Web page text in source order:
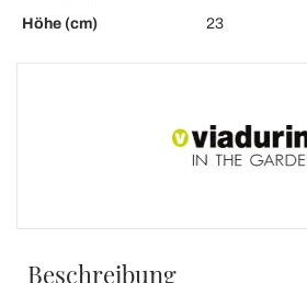
Höhe (cm)
23
Beschreibung